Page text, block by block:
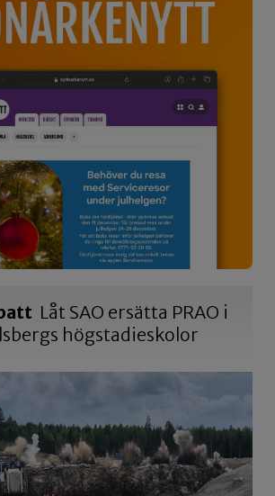
Låt SAO ersätta PRAO i
högstadieskolor